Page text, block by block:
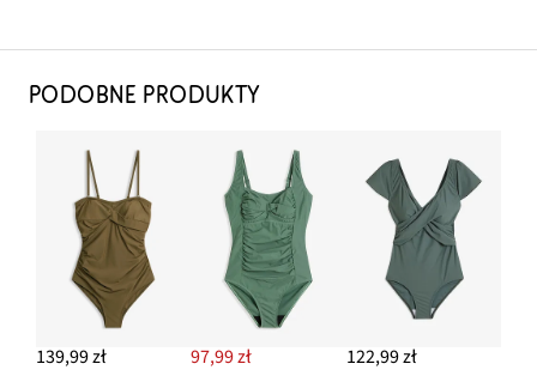
PODOBNE PRODUKTY
139,99 zł 97,99 zł 122,99 zł